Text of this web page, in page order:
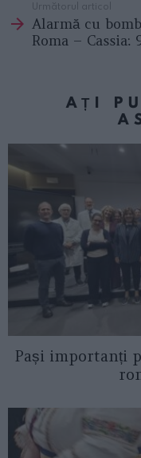
Următorul articol
Alarmă cu
Roma – Cassia:
AȚI
Pași importanți